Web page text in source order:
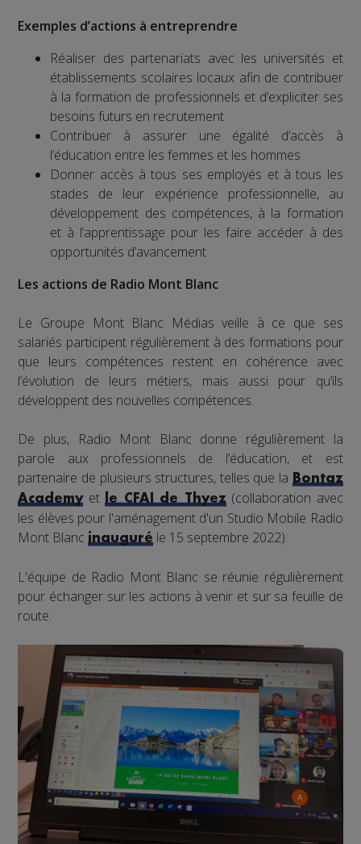
Exemples d’actions à entreprendre
Réaliser des partenariats avec les universités et
établissements scolaires locaux afin de contribuer
à la formation de professionnels et d’expliciter ses
besoins futurs en recrutement
Contribuer à assurer une égalité d’accès à
l’éducation entre les femmes et les hommes
Donner accès à tous ses employés et à tous les
stades de leur expérience professionnelle, au
développement des compétences, à la formation
et à l’apprentissage pour les faire accéder à des
opportunités d’avancement
Les actions de Radio Mont Blanc
Le Groupe Mont Blanc Médias veille à ce que ses
salariés participent régulièrement à des formations pour
que leurs compétences restent en cohérence avec
l’évolution de leurs métiers, mais aussi pour qu’ils
développent des nouvelles compétences.
De plus, Radio Mont Blanc donne régulièrement la
parole aux professionnels de l’éducation, et est
partenaire de plusieurs structures, telles que la
Bontaz
Academyet le CFAI de Thyez(collaboration avec
les élèves pour l'aménagement d'un Studio Mobile Radio
Mont Blancinauguré le 15 septembre 2022).
L'équipe de Radio Mont Blanc se réunie régulièrement
pour échanger sur les actions à venir et sur sa feuille de
route.